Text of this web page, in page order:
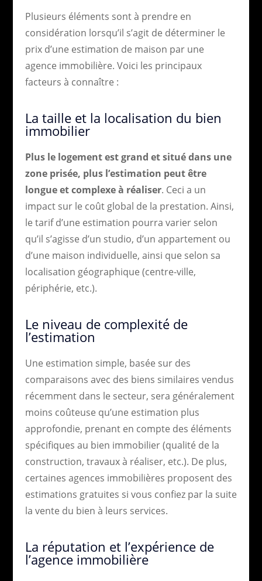
Plusieurs éléments sont à prendre en
considération lorsqu’il s’agit de déterminer le
prix d’une estimation de maison par une
agence immobilière. Voici les principaux
facteurs à connaître :
La taille et la localisation du bien
immobilier
Plus le logement est grand et situé dans une
zone prisée, plus l’estimation peut être
longue et complexe à réaliser. Ceci a un
impact sur le coût global de la prestation. Ainsi,
le tarif d’une estimation pourra varier selon
qu’il s’agisse d’un studio, d’un appartement ou
d’une maison individuelle, ainsi que selon sa
localisation géographique (centre-ville,
périphérie, etc.).
Le niveau de complexité de
l’estimation
Une estimation simple, basée sur des
comparaisons avec des biens similaires vendus
récemment dans le secteur, sera généralement
moins coûteuse qu’une estimation plus
approfondie, prenant en compte des éléments
spécifiques au bien immobilier (qualité de la
construction, travaux à réaliser, etc.). De plus,
certaines agences immobilières proposent des
estimations gratuites si vous confiez par la suite
la vente du bien à leurs services.
La réputation et l’expérience de
l’agence immobilière